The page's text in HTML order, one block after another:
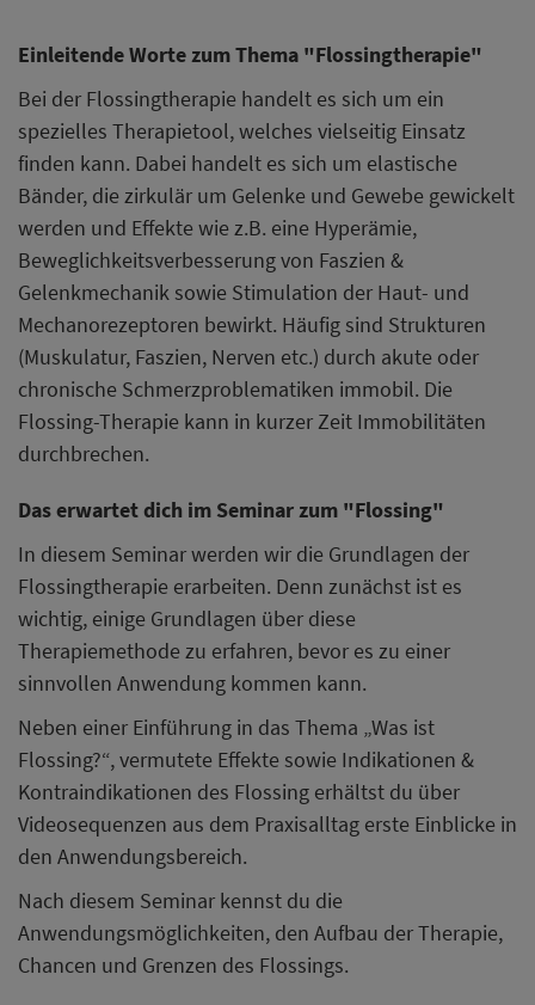
Einleitende Worte zum Thema "Flossingtherapie"
Bei der Flossingtherapie handelt es sich um ein
spezielles Therapietool, welches vielseitig Einsatz
finden kann. Dabei handelt es sich um elastische
Bänder, die zirkulär um Gelenke und Gewebe gewickelt
werden und Effekte wie z.B. eine Hyperämie,
Beweglichkeitsverbesserung von Faszien &
Gelenkmechanik sowie Stimulation der Haut- und
Mechanorezeptoren bewirkt. Häufig sind Strukturen
(Muskulatur, Faszien, Nerven etc.) durch akute oder
chronische Schmerzproblematiken immobil. Die
Flossing-Therapie kann in kurzer Zeit Immobilitäten
durchbrechen.
Das erwartet dich im Seminar zum "Flossing"
In diesem Seminar werden wir die Grundlagen der
Flossingtherapie erarbeiten. Denn zunächst ist es
wichtig, einige Grundlagen über diese
Therapiemethode zu erfahren, bevor es zu einer
sinnvollen Anwendung kommen kann.
Neben einer Einführung in das Thema „Was ist
Flossing?“, vermutete Effekte sowie Indikationen &
Kontraindikationen des Flossing erhältst du über
Videosequenzen aus dem Praxisalltag erste Einblicke in
den Anwendungsbereich.
Nach diesem Seminar kennst du die
Anwendungsmöglichkeiten, den Aufbau der Therapie,
Chancen und Grenzen des Flossings.